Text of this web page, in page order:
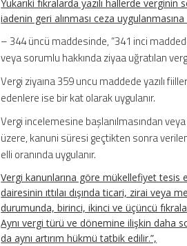
Yukarıki fıkralarda yazılı hallerde
iadenin geri alınması ceza
– 344 üncü maddesinde, “341 inci
veya sorumlu hakkında ziyaa uğratılan
Vergi ziyaına 359 uncu maddede yazılı
edenlere ise bir kat olarak uygulanır.
Vergi incelemesine başlanılmasından
üzere, kanuni süresi geçtikten sonra
elli oranında uygulanır.
Vergi kanunlarına göre mükellefiyet tesis
dairesinin ıttılaı dışında ticari, zirai
durumunda, birinci, ikinci ve üçüncü
Aynı vergi türü ve dönemine ilişkin daha
da aynı artırım hükmü tatbik edilir.”,